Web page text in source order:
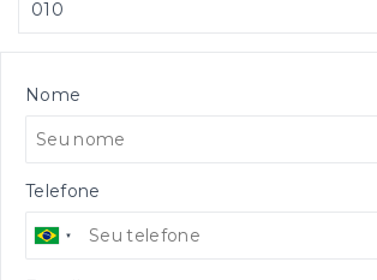
010
Nome
Telefone